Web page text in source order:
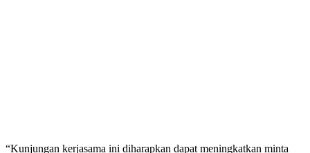
“Kunjungan kerjasama ini diharapkan dapat meningkatkan minta